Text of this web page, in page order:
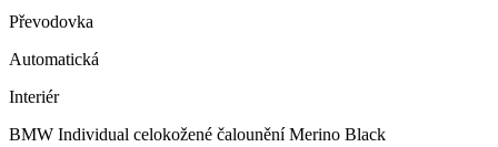
Převodovka
Automatická
Interiér
BMW Individual celokožené čalounění Merino Black